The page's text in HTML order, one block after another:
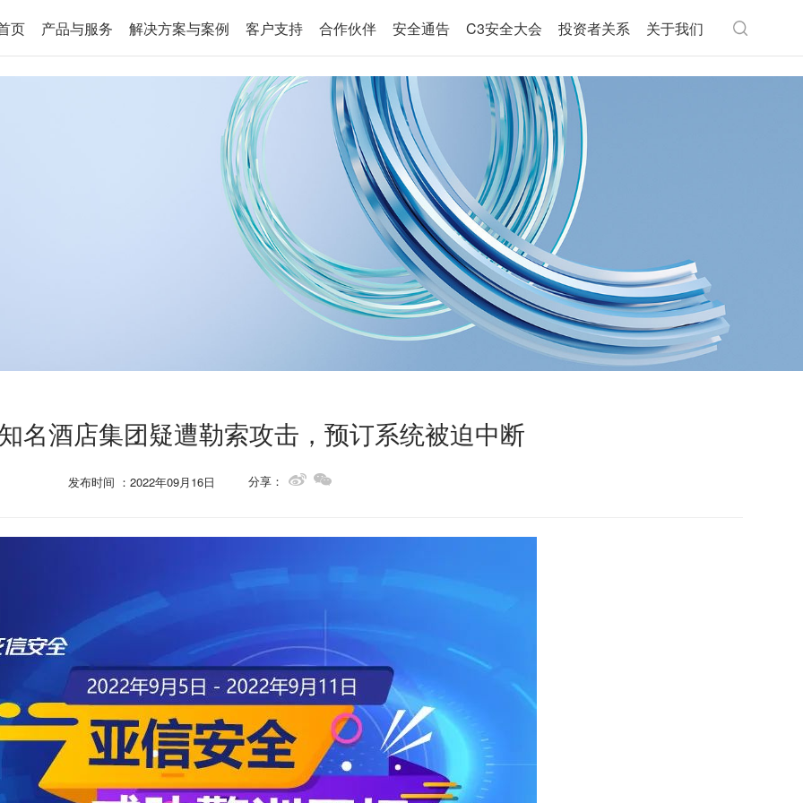
页 产品与服务 解决方案与案例 客户支持 合作伙伴 安全通告 C3安全大会 投资者关系 关于我们
名酒店集团疑遭勒索攻击，预订系统被迫中断
发布时间 ：2022年09月16日 分享：